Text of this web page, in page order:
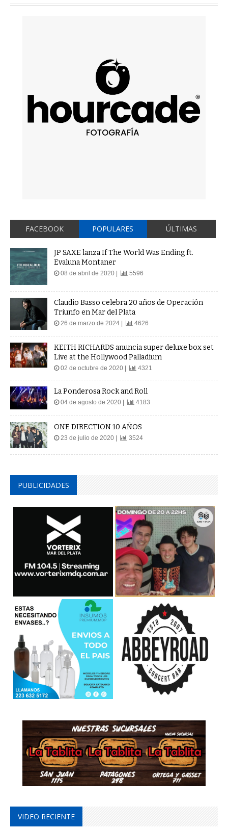
FACEBOOK POPULARES ÚLTIMAS
JP SAXE lanza If The World Was Ending ft.
Evaluna Montaner
08 de abril de 2020 | 5596
Claudio Basso celebra 20 años de Operación
Triunfo en Mar del Plata
26 de marzo de 2024 | 4626
KEITH RICHARDS anuncia super deluxe box set
Live at the Hollywood Palladium
02 de octubre de 2020 | 4321
La Ponderosa Rock and Roll
04 de agosto de 2020 | 4183
ONE DIRECTION 10 AÑOS
23 de julio de 2020 | 3524
PUBLICIDADES
VIDEO RECIENTE